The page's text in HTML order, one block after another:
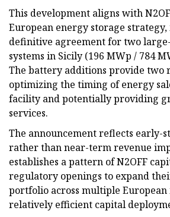
This development aligns with
European energy storage
definitive agreement for two
systems in Sicily (196 MWp / 784
The battery additions provide two
optimizing the timing of energy
facility and potentially providing
services.
The announcement reflects early-
rather than near-term revenue
establishes a pattern of N2OFF
regulatory openings to expand
portfolio across multiple
relatively efficient capital